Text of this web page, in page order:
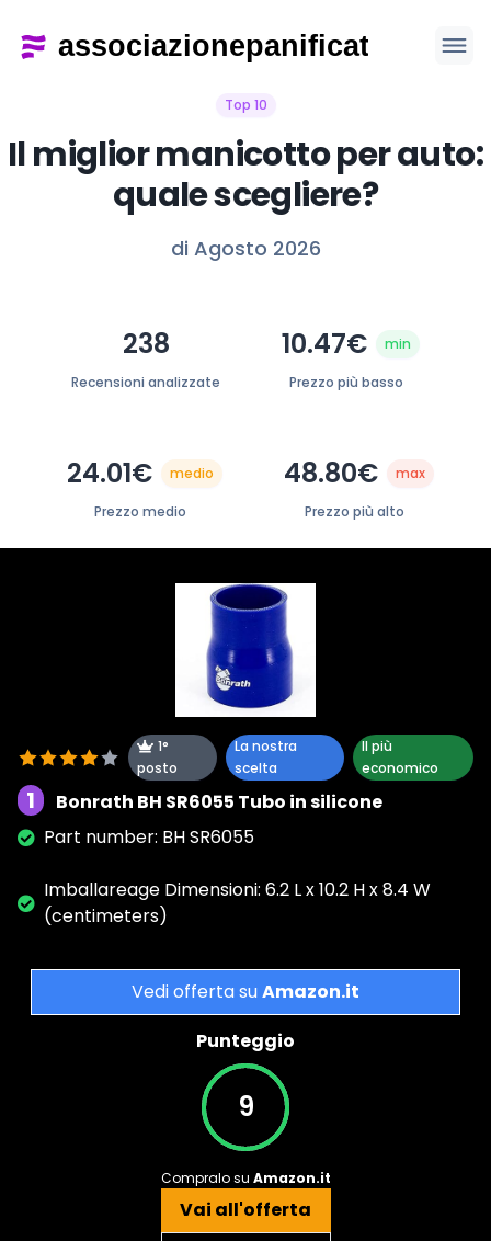
Top 10
Il miglior manicotto per auto:
quale scegliere?
di Agosto 2026
238
Recensioni analizzate
10.47€ min
Prezzo più basso
24.01€ medio
Prezzo medio
48.80€ max
Prezzo più alto
1°
posto
La nostra
scelta
Il più
economico
1
Bonrath BH SR6055 Tubo in silicone
Part number: BH SR6055
Imballareage Dimensioni: 6.2 L x 10.2 H x 8.4 W
(centimeters)
Vedi offerta suAmazon.it
Punteggio
9
Compralo su Amazon.it
Vai all'offerta